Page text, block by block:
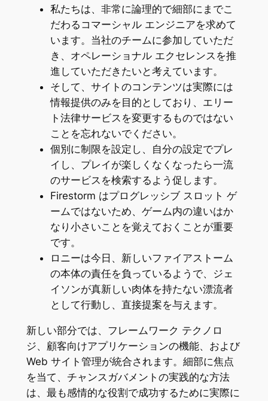
私たちは、非常に論理的で細部にまでこ
だわるコマーシャル エンジニアを求めて
います。当社のチームに参加していただ
き、オペレーショナル エクセレンスを推
進していただきたいと考えています。
そして、サイトのコンテンツは実際には
情報提供のみを目的としており、エリー
ト法律サービスを変更するものではない
ことを忘れないでください。
個別に制限を設定し、自分の設定でプレ
イし、プレイが楽しくなくなったら一流
のサービスを検索するよう促します。
Firestorm はプログレッシブ スロット ゲ
ームではないため、ゲーム内の違いはか
なり小さいことを覚えておくことが重要
です。
ロニーは今日、新しいファイアストーム
の本体の責任を負っているようで、ジェ
イソンが真新しい肉体を持たない漂流者
として行動し、直接提案を与えます。
新しい部分では、フレームワーク テクノロ
ジ、顧客向けアプリケーションの機能、および
Web サイト管理が統合されます。細部に焦点
を当て、チャンスガバメントの実践的な方法
は、最も感情的な役割で成功するために実際に